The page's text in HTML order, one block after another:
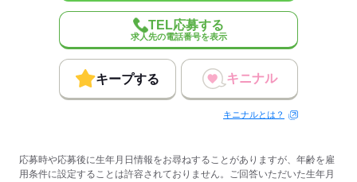
メーカー関連
給排水ポンプメーカー
応募する
TEL応募する
求人先の電話番号を表示
キープする キニナル
キニナルとは？
応募時や応募後に生年月日情報をお尋ねすることがありますが、年齢を雇
用条件に設定することは許容されておりません。ご回答いただいた生年月